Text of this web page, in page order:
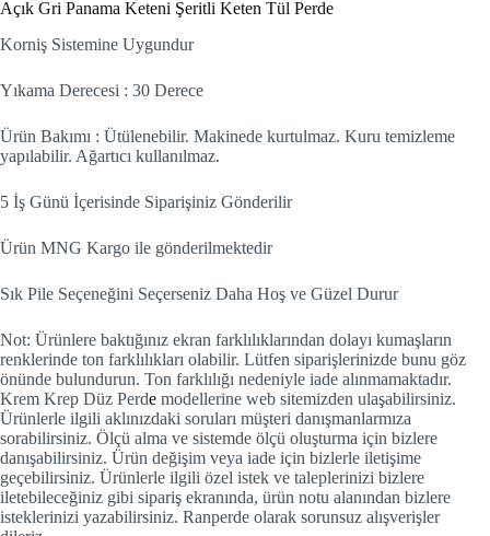
Açık Gri Panama Keteni Şeritli Keten Tül Perde
Korniş Sistemine Uygundur
Yıkama Derecesi : 30 Derece
Ürün Bakımı : Ütülenebilir. Makinede kurtulmaz. Kuru temizleme
yapılabilir. Ağartıcı kullanılmaz.
5 İş Günü İçerisinde Siparişiniz Gönderilir
Ürün MNG Kargo ile gönderilmektedir
Sık Pile Seçeneğini Seçerseniz Daha Hoş ve Güzel Durur
Not: Ürünlere baktığınız ekran farklılıklarından dolayı kumaşların
renklerinde ton farklılıkları olabilir. Lütfen siparişlerinizde bunu göz
önünde bulundurun. Ton farklılığı nedeniyle iade alınmamaktadır.
Krem Krep Düz Perde modellerine web sitemizden ulaşabilirsiniz.
Ürünlerle ilgili aklınızdaki soruları müşteri danışmanlarmıza
sorabilirsiniz. Ölçü alma ve sistemde ölçü oluşturma için bizlere
danışabilirsiniz. Ürün değişim veya iade için bizlerle iletişime
geçebilirsiniz. Ürünlerle ilgili özel istek ve taleplerinizi bizlere
iletebileceğiniz gibi sipariş ekranında, ürün notu alanından bizlere
isteklerinizi yazabilirsiniz. Ranperde olarak sorunsuz alışverişler